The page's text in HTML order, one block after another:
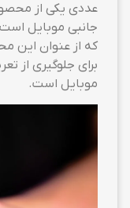
عددی یکی از
جانبی موبایل
که از عنوان این
برای جلوگیری از
موبایل است.